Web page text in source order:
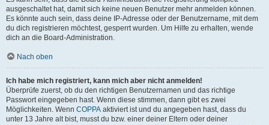
ausgeschaltet hat, damit sich keine neuen Benutzer mehr anmelden können.
Es könnte auch sein, dass deine IP-Adresse oder der Benutzername, mit dem
du dich registrieren möchtest, gesperrt wurden. Um Hilfe zu erhalten, wende
dich an die Board-Administration.
Nach oben
Ich habe mich registriert, kann mich aber nicht anmelden!
Überprüfe zuerst, ob du den richtigen Benutzernamen und das richtige
Passwort eingegeben hast. Wenn diese stimmen, dann gibt es zwei
Möglichkeiten. Wenn COPPA aktiviert ist und du angegeben hast, dass du
unter 13 Jahre alt bist, musst du bzw. einer deiner Eltern oder deiner